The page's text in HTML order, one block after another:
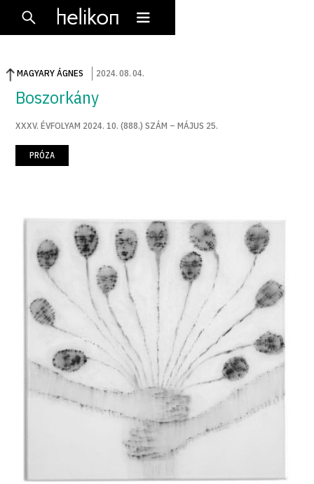
MAGYARY ÁGNES 2024.08.04.
Boszorkány
XXXV. ÉVFOLYAM 2024. 10. (888.) SZÁM – MÁJUS 25.
PRÓZA